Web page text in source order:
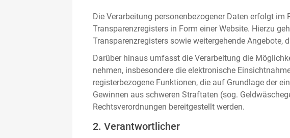
Die Verarbeitung personenbezogener Daten erfolgt
Transparenzregisters in Form einer Website. Hierzu
Transparenzregisters sowie weitergehende Angebote,
Darüber hinaus umfasst die Verarbeitung die
nehmen, insbesondere die elektronische
registerbezogene Funktionen, die auf Grundlage der
Gewinnen aus schweren Straftaten (sog.
Rechtsverordnungen bereitgestellt werden.
2. Verantwortlicher